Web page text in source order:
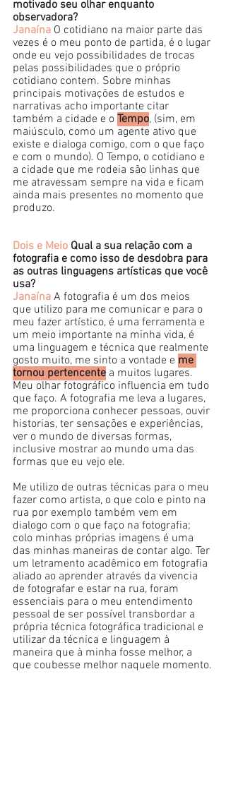
motivado seu olhar enquanto
observadora?
Janaína O cotidiano na maior parte das
vezes é o meu ponto de partida, é o lugar
onde eu vejo possibilidades de trocas
pelas possibilidades que o próprio
cotidiano contem. Sobre minhas
principais motivações de estudos e
narrativas acho importante citar
também a cidade e o Tempo, (sim, em
maiúsculo, como um agente ativo que
existe e dialoga comigo, com o que faço
e com o mundo). O Tempo, o cotidiano e
a cidade que me rodeia são linhas que
me atravessam sempre na vida e ficam
ainda mais presentes no momento que
produzo.
Dois e Meio Qual a sua relação com a
fotografia e como isso de desdobra para
as outras linguagens artísticas que você
usa?
Janaína A fotografia é um dos meios
que utilizo para me comunicar e para o
meu fazer artístico, é uma ferramenta e
um meio importante na minha vida, é
uma linguagem e técnica que realmente
gosto muito, me sinto a vontade e me
tornou pertencente a muitos lugares.
Meu olhar fotográfico influencia em tudo
que faço. A fotografia me leva a lugares,
me proporciona conhecer pessoas, ouvir
historias, ter sensações e experiências,
ver o mundo de diversas formas,
inclusive mostrar ao mundo uma das
formas que eu vejo ele.
Me utilizo de outras técnicas para o meu
fazer como artista, o que colo e pinto na
rua por exemplo também vem em
dialogo com o que faço na fotografia;
colo minhas próprias imagens é uma
das minhas maneiras de contar algo. Ter
um letramento acadêmico em fotografia
aliado ao aprender através da vivencia
de fotografar e estar na rua, foram
essenciais para o meu entendimento
pessoal de ser possível transbordar a
própria técnica fotográfica tradicional e
utilizar da técnica e linguagem à
maneira que à minha fosse melhor, a
que coubesse melhor naquele momento.